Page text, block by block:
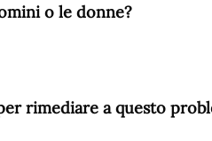
o le donne?
rimediare a questo